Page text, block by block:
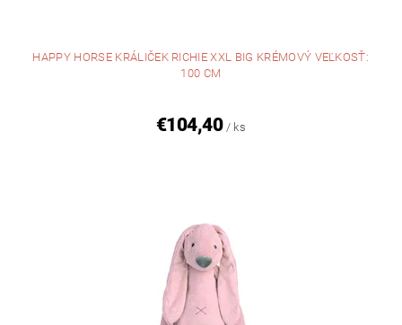
HAPPY HORSE KRÁLIČEK RICHIE XXL BIG KRÉMOVÝ VEĽKOSŤ:
100 CM
€104,40 / ks